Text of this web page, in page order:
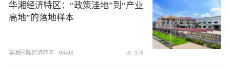
华湘经济特区：“政策洼地”到“产业
高地”的落地样本
华湘国际经济特区 08-08 976